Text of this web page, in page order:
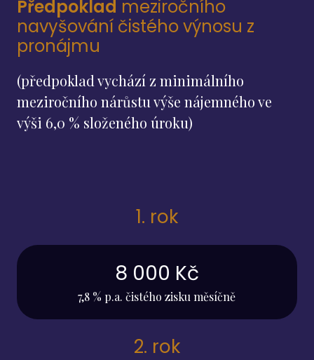
Předpoklad meziročního
navyšování čistého výnosu z
pronájmu
(předpoklad vychází z minimálního
meziročního nárůstu výše nájemného ve
výši 6,0 % složeného úroku)
1. rok
8 000 Kč
7,8 % p.a. čistého zisku měsíčně
2. rok